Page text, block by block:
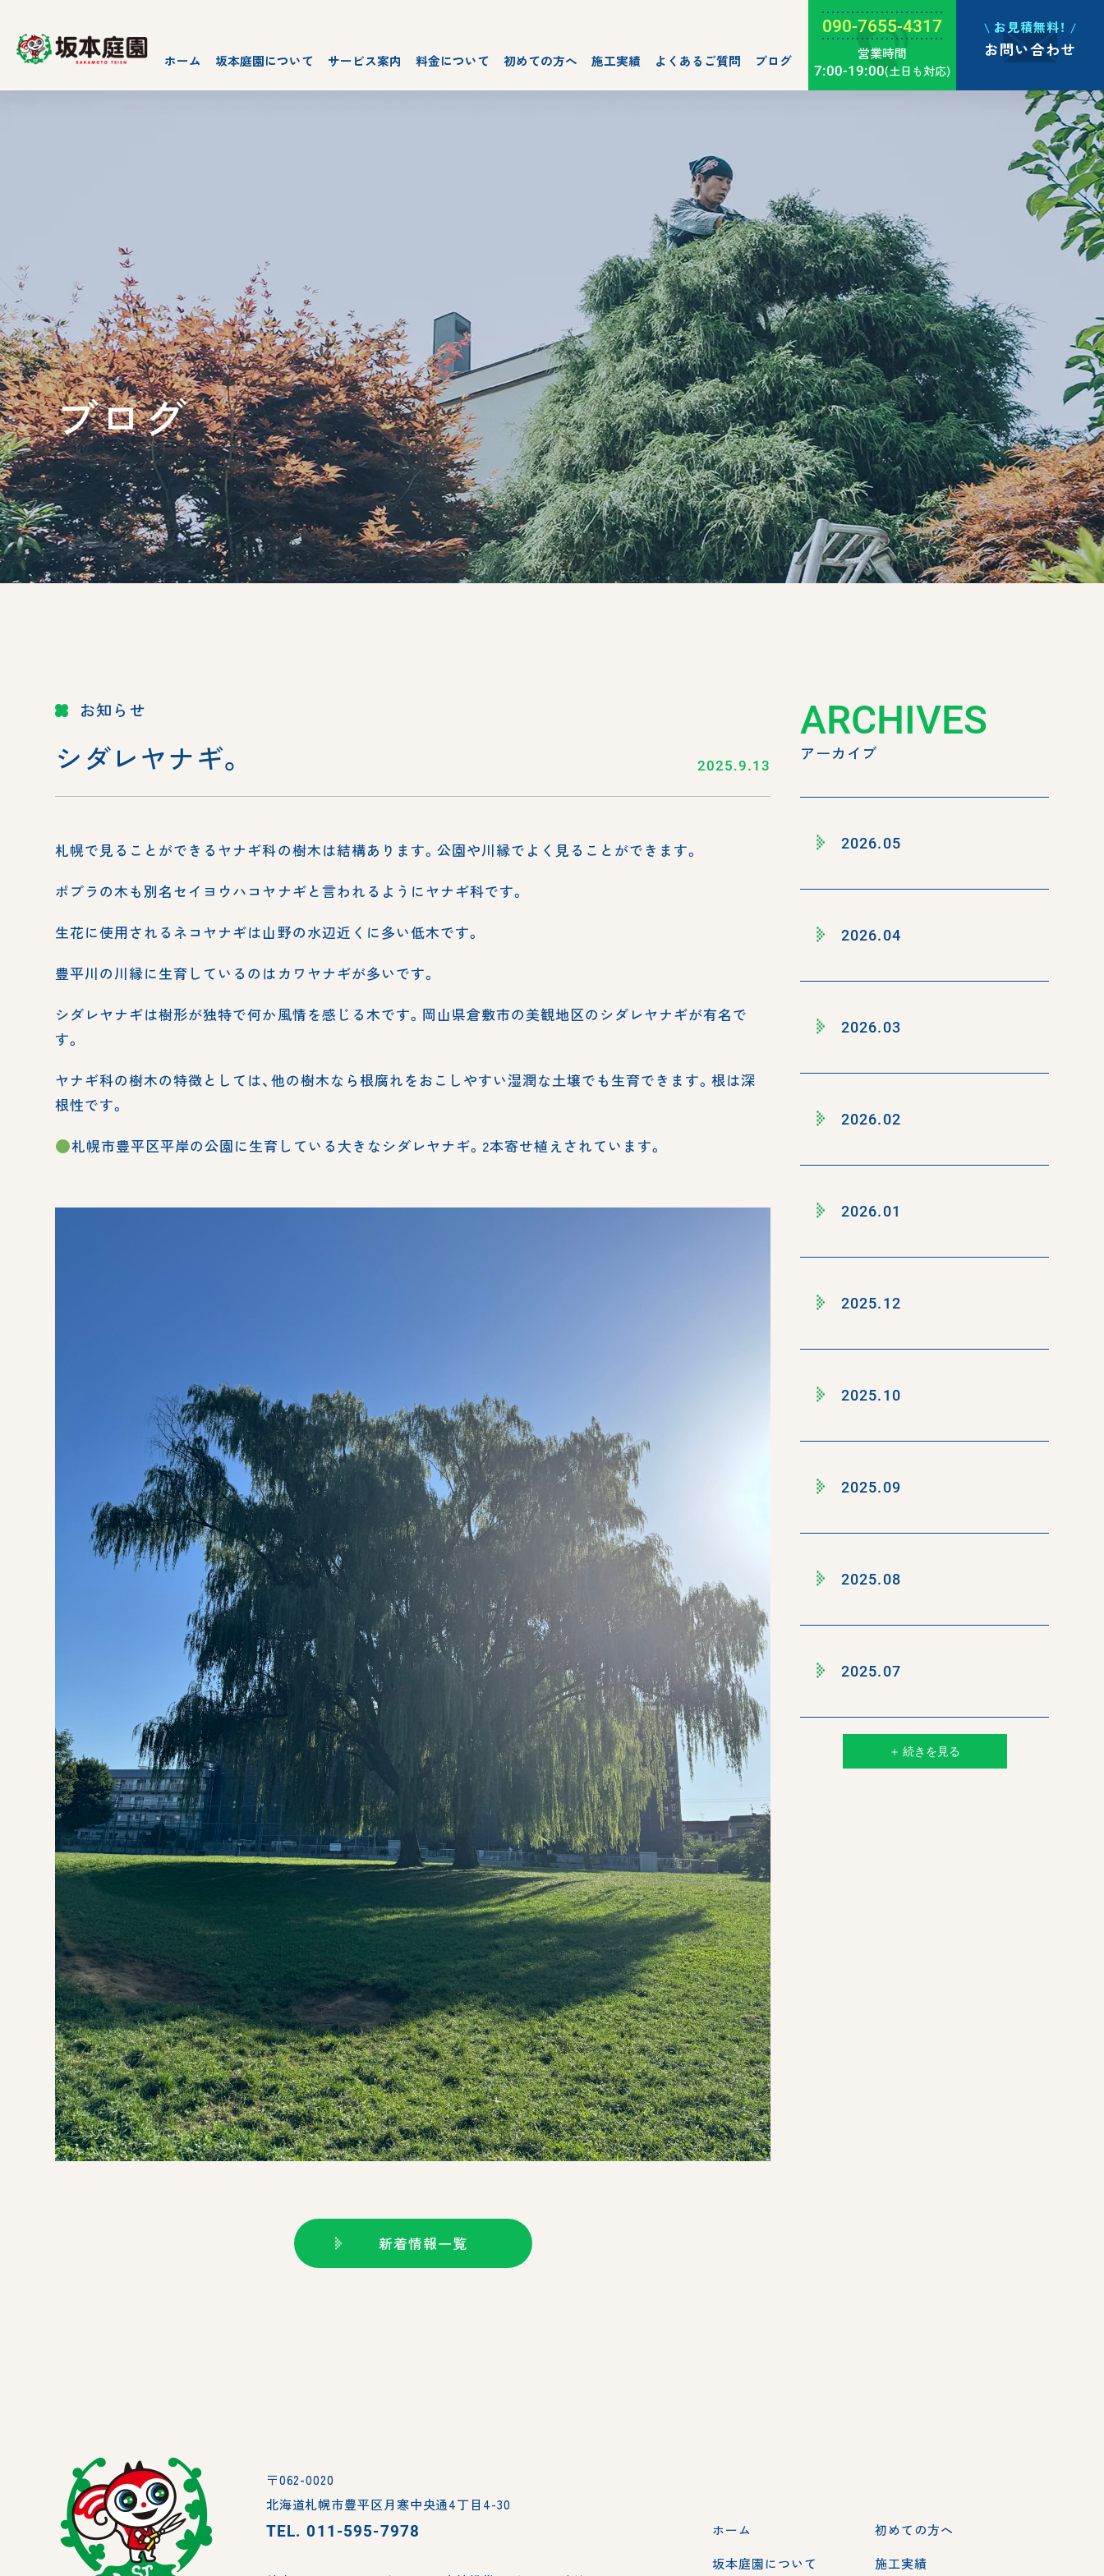
ホーム 坂本庭園について サービス案内 料金について 初めての方へ 施工実績 よくあるご質問 ブログ
090-7655-4317
営業時間
7:00-19:00(土日も対応)
お見積無料！
お問い合わせ
ブログ
お知らせ
2025.9.13
シダレヤナギ。
札幌で見ることができるヤナギ科の樹木は結構あります。公園や川縁でよく見ることができます。
ポプラの木も別名セイヨウハコヤナギと言われるようにヤナギ科です。
生花に使用されるネコヤナギは山野の水辺近くに多い低木です。
豊平川の川縁に生育しているのはカワヤナギが多いです。
シダレヤナギは樹形が独特で何か風情を感じる木です。岡山県倉敷市の美観地区のシダレヤナギが有名で
す。
ヤナギ科の樹木の特徴としては、他の樹木なら根腐れをおこしやすい湿潤な土壌でも生育できます。根は深
根性です。
札幌市豊平区平岸の公園に生育している大きなシダレヤナギ。2本寄せ植えされています。
新着情報一覧
ARCHIVES
アーカイブ
2026.05
2026.04
2026.03
2026.02
2026.01
2025.12
2025.10
2025.09
2025.08
2025.07
＋ 続きを見る
〒062-0020
北海道札幌市豊平区月寒中央通4丁目4-30
TEL.011-595-7978
ホーム
坂本庭園について
初めての方へ
施工実績